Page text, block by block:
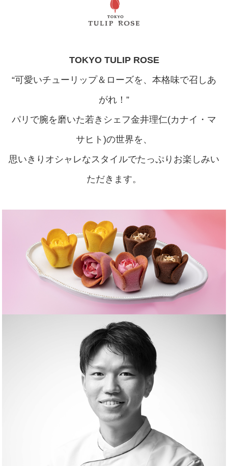
TOKYO TULIP ROSE
“可愛いチューリップ＆ローズを、本格味で召しあ
がれ！”
パリで腕を磨いた若きシェフ金井理仁(カナイ・マ
サヒト)の世界を、
思いきりオシャレなスタイルでたっぷりお楽しみい
ただきます。